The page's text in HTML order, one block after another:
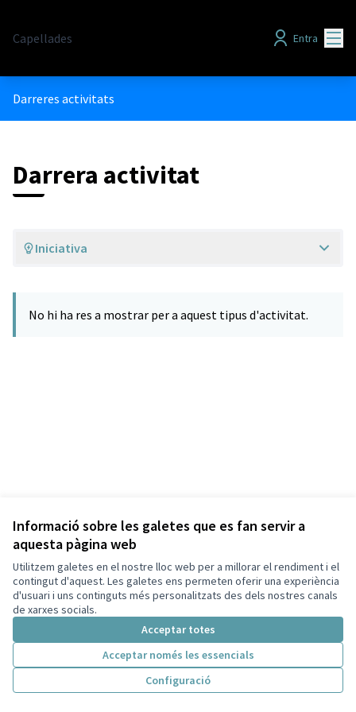
Informació sobre les galetes que es fan servir a
aquesta pàgina web
Utilitzem galetes en el nostre lloc web per a millorar el rendiment i el
contingut d'aquest. Les galetes ens permeten oferir una experiència
d'usuari i uns continguts més personalitzats des dels nostres canals
de xarxes socials.
Acceptar totes
Acceptar només les essencials
Configuració
Capellades Entra
Darreres activitats
Darrera activitat
Iniciativa
No hi ha res a mostrar per a aquest tipus d'activitat.
Termes i condicions d'ús
Configuració de les galetes
Capellades a X
(Enllaç extern)
Capellades a Facebook
(Enllaç extern)
Triar la llenguaElegir el idioma
Web creada ambprogramari lliure .
Amb
(Enllaç